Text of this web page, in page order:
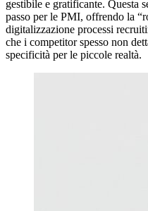
gestibile e gratificante. Questa
passo per le PMI, offrendo la
digitalizzazione processi
che i competitor spesso non
specificità per le piccole realtà.